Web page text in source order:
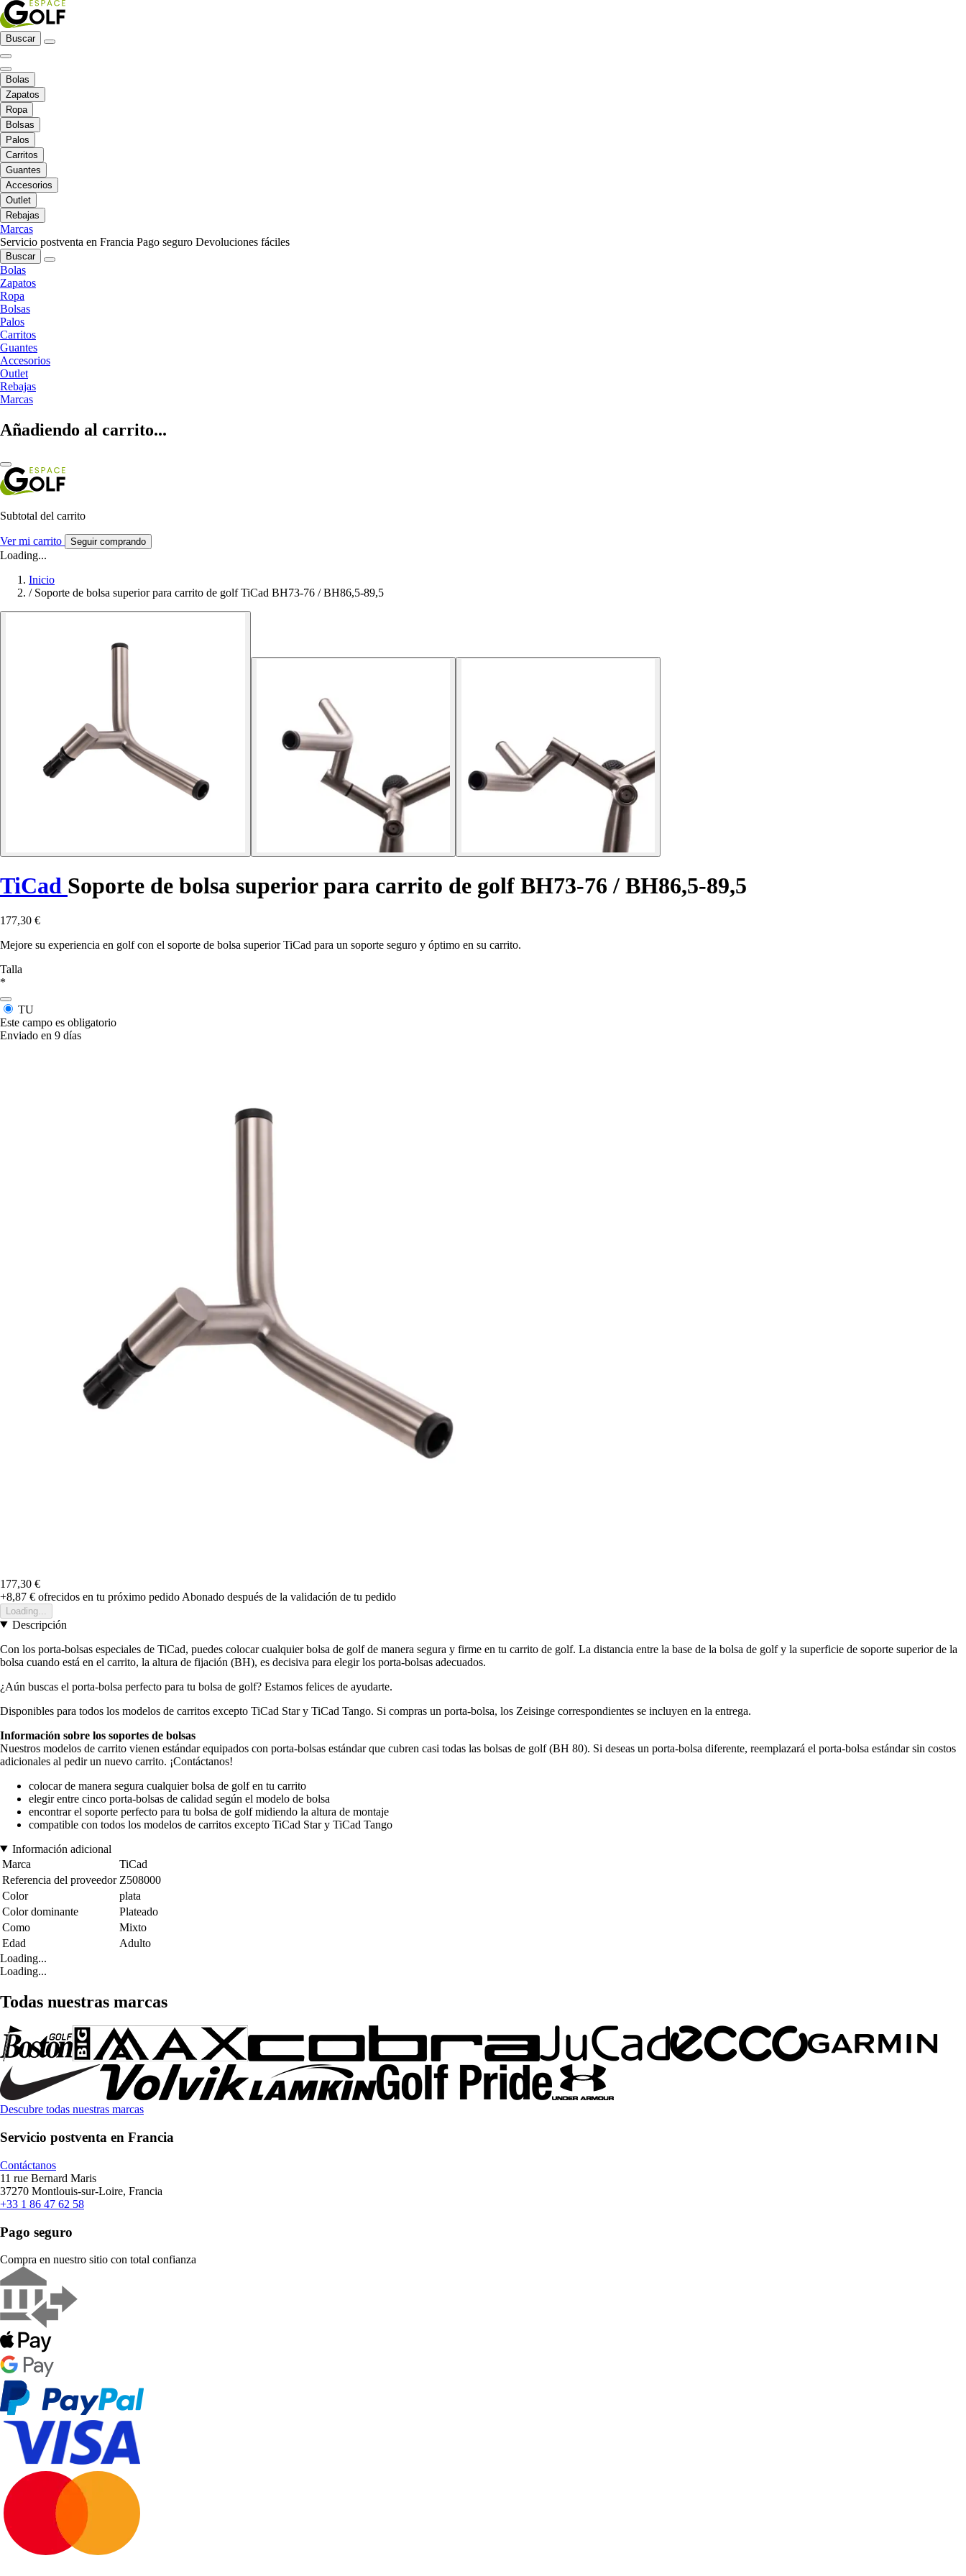
Buscar
Bolas
Zapatos
Ropa
Bolsas
Palos
Carritos
Guantes
Accesorios
Outlet
Rebajas
Marcas
Servicio postventa en Francia Pago seguro Devoluciones fáciles
Buscar
Bolas
Zapatos
Ropa
Bolsas
Palos
Carritos
Guantes
Accesorios
Outlet
Rebajas
Marcas
Añadiendo al carrito...
Subtotal del carrito
Ver mi carrito Seguir comprando
Loading...
Inicio
/ Soporte de bolsa superior para carrito de golf TiCad BH73-76 / BH86,5-89,5
TiCad Soporte de bolsa superior para carrito de golf BH73-76 / BH86,5-89,5
177,30 €
Mejore su experiencia en golf con el soporte de bolsa superior TiCad para un soporte seguro y óptimo en su carrito.
Talla
*
TU
Este campo es obligatorio
Enviado en 9 días
177,30 €
+8,87 € ofrecidos en tu próximo pedido Abonado después de la validación de tu pedido
Loading...
Descripción
Con los porta-bolsas especiales de TiCad, puedes colocar cualquier bolsa de golf de manera segura y firme en tu carrito de golf. La distancia entre la base de la bolsa de golf y la superficie de soporte superior de la
bolsa cuando está en el carrito, la altura de fijación (BH), es decisiva para elegir los porta-bolsas adecuados.
¿Aún buscas el porta-bolsa perfecto para tu bolsa de golf? Estamos felices de ayudarte.
Disponibles para todos los modelos de carritos excepto TiCad Star y TiCad Tango. Si compras un porta-bolsa, los Zeisinge correspondientes se incluyen en la entrega.
Información sobre los soportes de bolsas
Nuestros modelos de carrito vienen estándar equipados con porta-bolsas estándar que cubren casi todas las bolsas de golf (BH 80). Si deseas un porta-bolsa diferente, reemplazará el porta-bolsa estándar sin costos
adicionales al pedir un nuevo carrito. ¡Contáctanos!
colocar de manera segura cualquier bolsa de golf en tu carrito
elegir entre cinco porta-bolsas de calidad según el modelo de bolsa
encontrar el soporte perfecto para tu bolsa de golf midiendo la altura de montaje
compatible con todos los modelos de carritos excepto TiCad Star y TiCad Tango
Información adicional
Marca
TiCad
Referencia del proveedor Z508000
Color
plata
Color dominante
Plateado
Como
Mixto
Edad
Adulto
Loading...
Loading...
Todas nuestras marcas
Descubre todas nuestras marcas
Servicio postventa en Francia
Contáctanos
11 rue Bernard Maris
37270 Montlouis-sur-Loire, Francia
+33 1 86 47 62 58
Pago seguro
Compra en nuestro sitio con total confianza